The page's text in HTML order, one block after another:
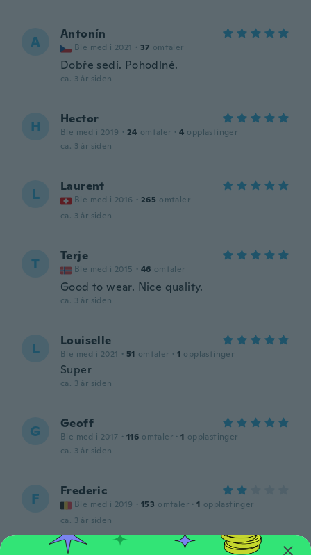
A Antonín
Ble med i 2021 · 37 omtaler
Dobře sedí. Pohodlné.
ca. 3 år siden
H Hector
Ble med i 2019 · 24 omtaler · 4 opplastinger
ca. 3 år siden
L Laurent
Ble med i 2016 · 265 omtaler
ca. 3 år siden
T Terje
Ble med i 2015 · 46 omtaler
Good to wear. Nice quality.
ca. 3 år siden
L Louiselle
Ble med i 2021 · 51 omtaler · 1 opplastinger
Super
ca. 3 år siden
G Geoff
Ble med i 2017 · 116 omtaler · 1 opplastinger
ca. 3 år siden
F Frederic
Ble med i 2019 · 153 omtaler · 1 opplastinger
ca. 3 år siden